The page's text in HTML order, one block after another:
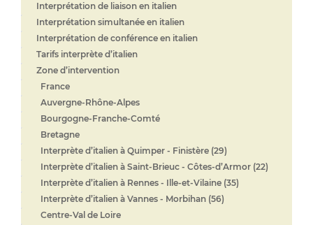
Interprétation de liaison en italien
Interprétation simultanée en italien
Interprétation de conférence en italien
Tarifs interprète d’italien
Zone d’intervention
France
Auvergne-Rhône-Alpes
Bourgogne-Franche-Comté
Bretagne
Interprète d’italien à Quimper - Finistère (29)
Interprète d’italien à Saint-Brieuc - Côtes-d’Armor (22)
Interprète d’italien à Rennes - Ille-et-Vilaine (35)
Interprète d’italien à Vannes - Morbihan (56)
Centre-Val de Loire